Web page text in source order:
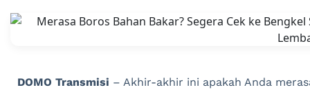
DOMO Transmisi – Akhir-akhir ini apakah Anda